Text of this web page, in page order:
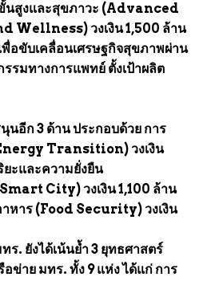
นสูงและสุขภาวะ (Advanced
วงเงิน 1,500 ล้าน
พื่อขับเคลื่อนเศรษฐกิจสุขภาพผ่าน
รมทางการแพทย์ ตั้งเป้าผลิต
อีก 3 ด้าน ประกอบด้วย การ
Transition) วงเงิน
ยะและความยั่งยืน
City) วงเงิน 1,100 ล้าน
หาร (Food Security) วงเงิน
. ยังได้เน้นย้ำ 3 ยุทธศาสตร์
ข่าย มทร. ทั้ง 9 แห่ง ได้แก่ การ